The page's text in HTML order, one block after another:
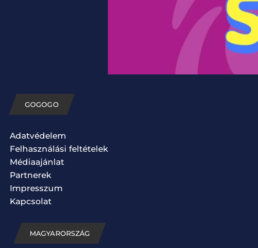
GOGOGO
Adatvédelem
Felhasználási feltételek
Médiaajánlat
Partnerek
Impresszum
Kapcsolat
MAGYARORSZÁG